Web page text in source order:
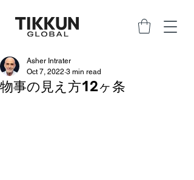
物事の見え方12ヶ条
Asher Intrater
Oct 7, 2022 3 min read